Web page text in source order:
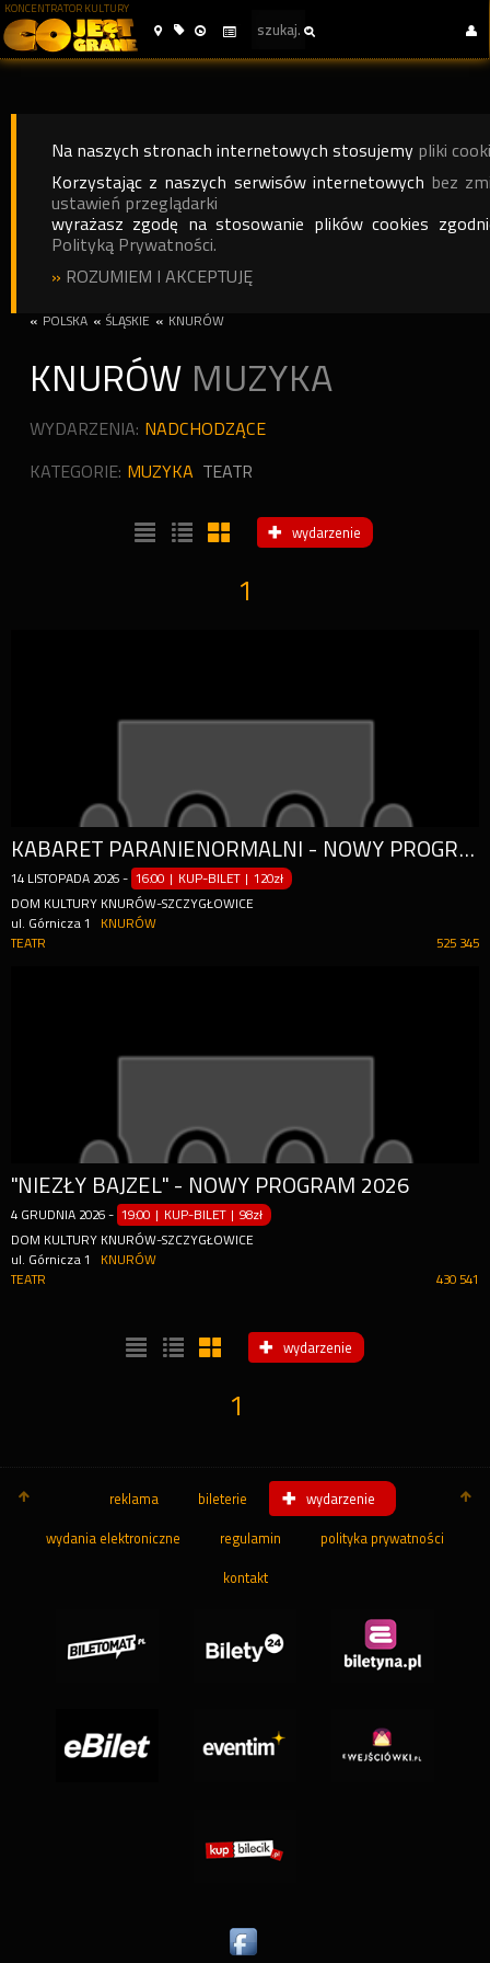
KONCENTRATOR KULTURY
Na naszych stronach internetowych stosujemy pliki
Korzystając z naszych serwisów internetowych bez
ustawień przeglądarki
wyrażasz zgodę na stosowanie plików cookies
Polityką Prywatności.
» ROZUMIEM I AKCEPTUJĘ
« POLSKA « ŚLĄSKIE « KNURÓW
KNURÓW MUZYKA
WYDARZENIA: NADCHODZĄCE
KATEGORIE: MUZYKA TEATR
wydarzenie
1
KABARET PARANIENORMALNI - NOWY PROGRAM "OSTRE CIĘCIE"
14 LISTOPADA 2026 - 16:00 | KUP-BILET |120zł
DOM KULTURY KNURÓW-SZCZYGŁOWICE
ul. Górnicza 1
KNURÓW
525 345
TEATR
"NIEZŁY BAJZEL" - NOWY PROGRAM 2026
4 GRUDNIA 2026 - 19:00 | KUP-BILET |98zł
DOM KULTURY KNURÓW-SZCZYGŁOWICE
ul. Górnicza 1
KNURÓW
430 541
TEATR
wydarzenie
1
reklama bileterie wydarzenie
wydania elektroniczne regulamin polityka prywatności
kontakt